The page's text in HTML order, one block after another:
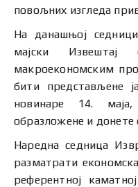
повољних изгледа
На данашњој
мајски
макроекономским
бити представљене
новинаре 14.
образложене и донете
Наредна седница
разматрати
референтној